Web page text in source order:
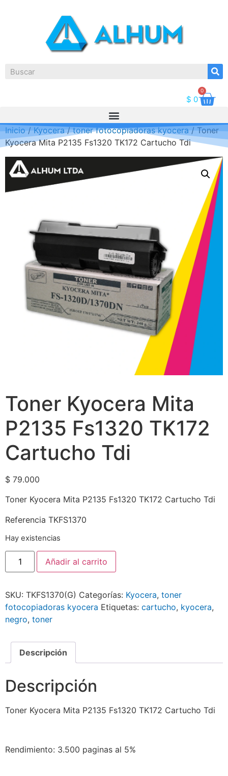
$ 0
0
Inicio/Kyocera/toner fotocopiadoras kyocera/ Toner
Kyocera Mita P2135 Fs1320 TK172 Cartucho Tdi
Toner Kyocera Mita
P2135 Fs1320 TK172
Cartucho Tdi
$ 79.000
Toner Kyocera Mita P2135 Fs1320 TK172 Cartucho Tdi
Referencia TKFS1370
Hay existencias
Añadir al carrito
SKU: TKFS1370(G) Categorías: Kyocera, toner
fotocopiadoras kyocera Etiquetas: cartucho, kyocera,
negro, toner
Descripción
Descripción
Toner Kyocera Mita P2135 Fs1320 TK172 Cartucho Tdi
Rendimiento: 3.500 paginas al 5%